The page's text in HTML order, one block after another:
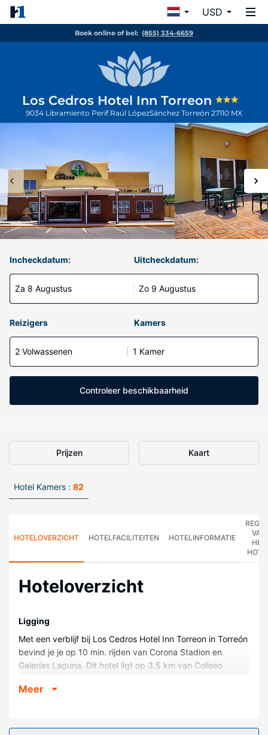
USD
Boek online of bel: (855) 334-6659
Los Cedros Hotel Inn Torreon
9034 Libramiento Perif Raúl LópezSánchez Torreón 27110 MX
Incheckdatum:
Za 8 Augustus
Uitcheckdatum:
Zo 9 Augustus
Reizigers Kamers
2 Volwassenen 1 Kamer
Controleer beschikbaarheid
Prijzen Kaart
Hotel Kamers : 82
HOTELOVERZICHT HOTELFACILITEITEN HOTELINFORMATIE
VAN
HET
Hoteloverzicht
Ligging
Met een verblijf bij Los Cedros Hotel Inn Torreon in Torreón
bevind je je op 10 min. rijden van Corona Stadion en
Galerías Laguna. Dit hotel ligt op 3,5 km van Coliseo
Congrescentrum.
Doe of je thuis bent in één van de 82 klimaatgeregelde
Meer